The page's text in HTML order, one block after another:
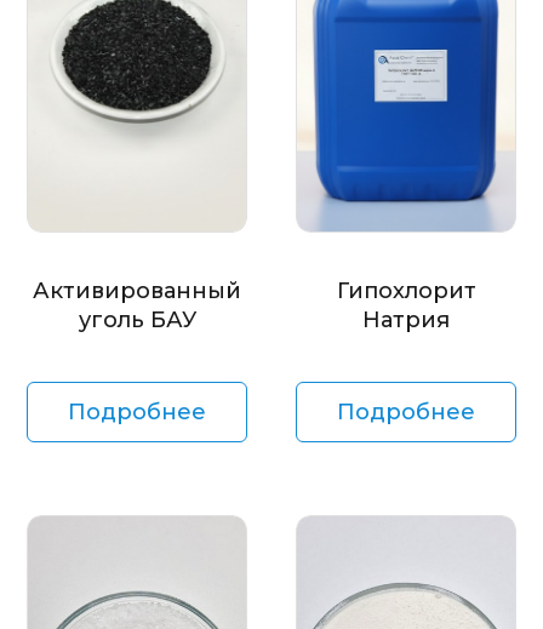
Активированный
уголь БАУ
Подробнее
Гипохлорит
Натрия
Подробнее